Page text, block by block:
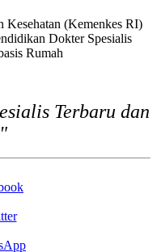
(Kemenkes RI)
Dokter Spesialis
Rumah
Terbaru dan